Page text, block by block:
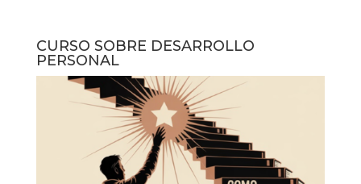
CURSO SOBRE DESARROLLO
PERSONAL